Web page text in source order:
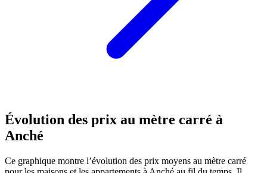
Évolution des prix au mètre carré à
Anché
Ce graphique montre l’évolution des prix moyens au mètre carré